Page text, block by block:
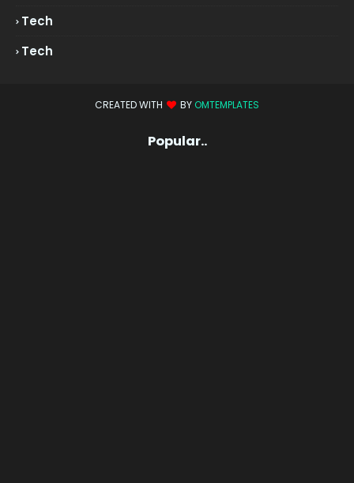
Tech
Tech
CREATED WITH BY OMTEMPLATES
Popular..